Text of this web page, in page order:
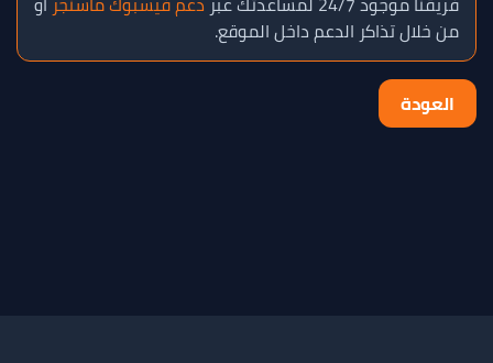
من خلال تذاكر الدعم داخل الموقع.
العودة